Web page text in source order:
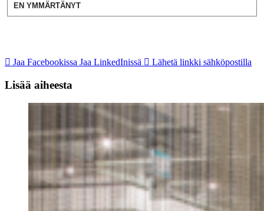
EN YMMÄRTÄNYT
Jaa Facebookissa Jaa LinkedInissä Lähetä linkki sähköpostilla
Lisää aiheesta